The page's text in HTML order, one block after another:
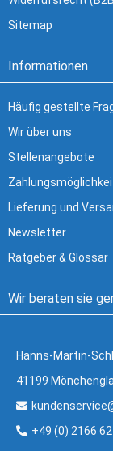
Sitemap
Informationen
Häufig gestellte
Wir über uns
Stellenangebote
Lieferung und
Newsletter
Ratgeber & Glossar
Wir beraten sie
Hanns-Martin-
41199
+49 (0) 2166